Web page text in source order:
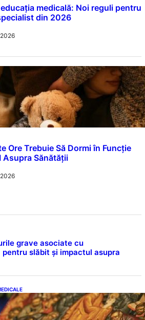
medicală: Noi reguli pentru
din 2026
Ore Trebuie Să Dormi în Funcție
Asupra Sănătății
grave asociate cu
pentru slăbit și impactul asupra
Maicii Domnului: Tradiții,
și Implicații Spiritualitate în 2026